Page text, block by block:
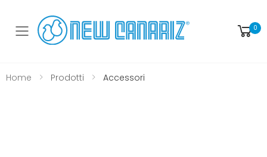
Toggle mobile menu 0
Home Prodotti Accessori